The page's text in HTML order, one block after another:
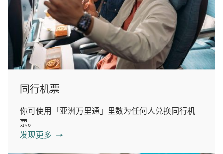
同行机票
你可使用「亚洲万里通」里数为任何人兑换同行机
票。
发现更多